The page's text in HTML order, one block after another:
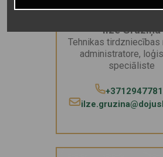
Ilze Gruziņa
Tehnikas tirdzniecības
administratore,
speciāliste